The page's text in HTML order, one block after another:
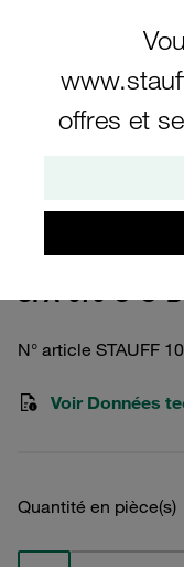
offres et
du produit réel.
Pression <
SFA-070-O-O-
N° article STAUFF
Voir Données
Quantité en pièce(s)